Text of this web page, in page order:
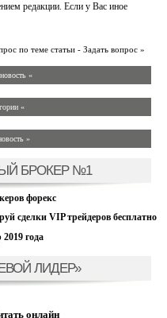
редакции. Если у Вас иное
по теме статьи - Задать вопрос »
«
«
»
БРОКЕР №1
форекс
сделки VIP трейдеров бесплатно
года
ЛИДЕР»
онлайн